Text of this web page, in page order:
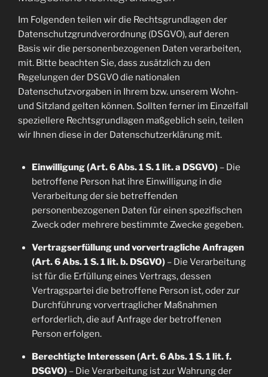
Im Folgenden teilen wir die Rechtsgrundlagen der
Datenschutzgrundverordnung (DSGVO), auf deren
Basis wir die personenbezogenen Daten verarbeiten,
mit. Bitte beachten Sie, dass zusätzlich zu den
Regelungen der DSGVO die nationalen
Datenschutzvorgaben in Ihrem bzw. unserem Wohn-
und Sitzland gelten können. Sollten ferner im Einzelfall
speziellere Rechtsgrundlagen maßgeblich sein, teilen
wir Ihnen diese in der Datenschutzerklärung mit.
Einwilligung (Art. 6 Abs. 1 S. 1 lit. a DSGVO)– Die
betroffene Person hat ihre Einwilligung in die
Verarbeitung der sie betreffenden
personenbezogenen Daten für einen spezifischen
Zweck oder mehrere bestimmte Zwecke gegeben.
Vertragserfüllung und vorvertragliche Anfragen
(Art. 6 Abs. 1 S. 1 lit. b. DSGVO)– Die Verarbeitung
ist für die Erfüllung eines Vertrags, dessen
Vertragspartei die betroffene Person ist, oder zur
Durchführung vorvertraglicher Maßnahmen
erforderlich, die auf Anfrage der betroffenen
Person erfolgen.
Berechtigte Interessen (Art. 6 Abs. 1 S. 1 lit. f.
DSGVO)– Die Verarbeitung ist zur Wahrung der